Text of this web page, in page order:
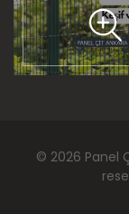
© 2026 Panel